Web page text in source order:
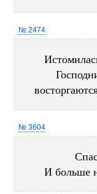
№ 2474
№ 3604
И больше